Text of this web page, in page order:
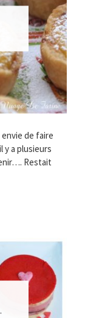
envie de faire
y a plusieurs
Restait